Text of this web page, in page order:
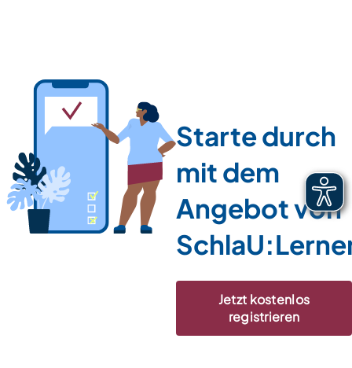
Starte durch
mit dem
Angebot von
Jetzt kostenlos
registrieren